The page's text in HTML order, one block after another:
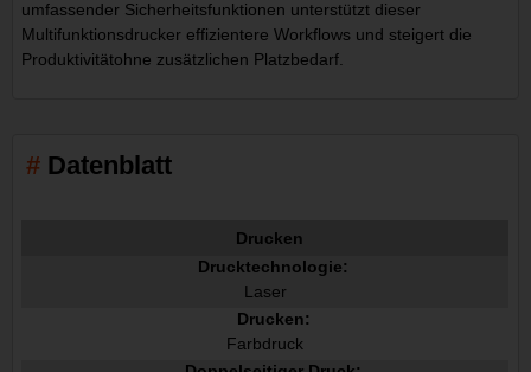
umfassender Sicherheitsfunktionen unterstützt dieser
Multifunktionsdrucker effizientere Workflows und steigert die
Produktivitätohne zusätzlichen Platzbedarf.
Datenblatt
Drucken
Drucktechnologie:
Laser
Drucken:
Farbdruck